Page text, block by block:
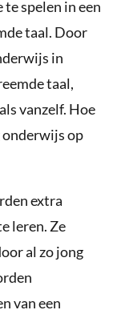
spelen in een
taal. Door
in
taal,
vanzelf. Hoe
op
extra
leren. Ze
al zo jong
van een